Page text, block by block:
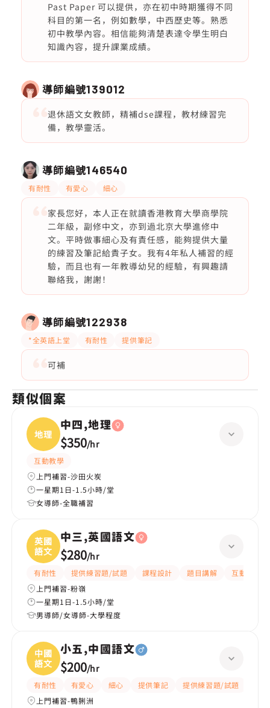
Past Paper 可以提供，亦在初中時期獲得不同
科目的第一名，例如數學，中西歷史等。熟悉
初中教學內容。相信能夠清楚表達令學生明白
知識內容，提升課業成績。
導師編號139012
退休語文女教師，精補dse課程，教材練習完
備，教學靈活。
導師編號146540
有耐性 有愛心 細心
家長您好，本人正在就讀香港教育大學商學院
二年級，副修中文，亦到過北京大學進修中
文。平時做事細心及有責任感，能夠提供大量
的練習及筆記給貴子女。我有4年私人補習的經
驗，而且也有一年教導幼兒的經驗，有興趣請
聯絡我，謝謝！
導師編號122938
*全英語上堂 有耐性 提供筆記
可補
類似個案
地理
中四,地理
$350/hr
互動教學
上門補習-沙田火炭
一星期1日-1.5小時/堂
女導師-全職補習
英國
語文
中三,英國語文
$280/hr
有耐性 提供練習題/試題 課程設計 題目講解
互動教學
上門補習-粉嶺
一星期1日-1.5小時/堂
男導師/女導師-大學程度
中國
語文
小五,中國語文
$200/hr
有耐性 有愛心 細心 提供筆記 提供練習題/試題
上門補習-鴨脷洲